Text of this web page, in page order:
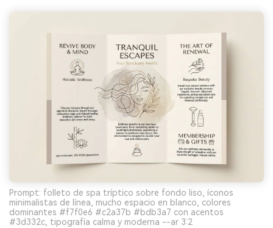
Prompt: folleto de spa tríptico sobre fondo liso, íconos
minimalistas de línea, mucho espacio en blanco, colores
dominantes #f7f0e6 #c2a37b #bdb3a7 con acentos
#3d332c, tipografía calma y moderna --ar 3:2